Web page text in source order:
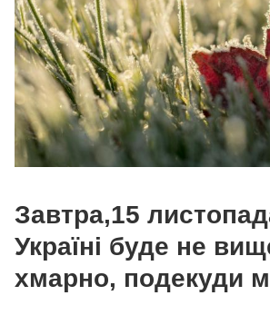
Завтра,15
Україні буде не
хмарно, подекуди